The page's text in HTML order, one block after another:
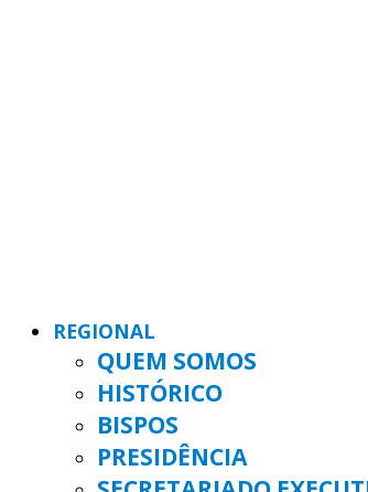
REGIONAL
QUEM SOMOS
HISTÓRICO
BISPOS
PRESIDÊNCIA